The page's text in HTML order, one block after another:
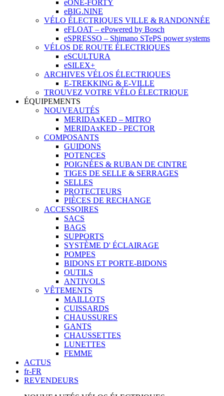
eONE-FORTY
eBIG.NINE
VÉLO ÉLECTRIQUES VILLE & RANDONNÉE
eFLOAT – ePowered by Bosch
eSPRESSO – Shimano STePS power systems
VÉLOS DE ROUTE ÉLECTRIQUES
eSCULTURA
eSILEX+
ARCHIVES VÉLOS ÉLECTRIQUES
E-TREKKING & E-VILLE
TROUVEZ VOTRE VÉLO ÉLECTRIQUE
ÉQUIPEMENTS
NOUVEAUTÉS
MERIDAxKED – MITRO
MERIDAxKED - PECTOR
COMPOSANTS
GUIDONS
POTENCES
POIGNÉES & RUBAN DE CINTRE
TIGES DE SELLE & SERRAGES
SELLES
PROTECTEURS
PIÈCES DE RECHANGE
ACCESSOIRES
SACS
BAGS
SUPPORTS
SYSTÈME D' ÉCLAIRAGE
POMPES
BIDONS ET PORTE-BIDONS
OUTILS
ANTIVOLS
VÊTEMENTS
MAILLOTS
CUISSARDS
CHAUSSURES
GANTS
CHAUSSETTES
LUNETTES
FEMME
ACTUS
fr-FR
REVENDEURS